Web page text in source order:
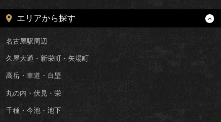
エリアから探す
名古屋駅周辺
久屋大通・新栄町・矢場町
高岳・車道・白壁
丸の内・伏見・栄
千種・今池・池下